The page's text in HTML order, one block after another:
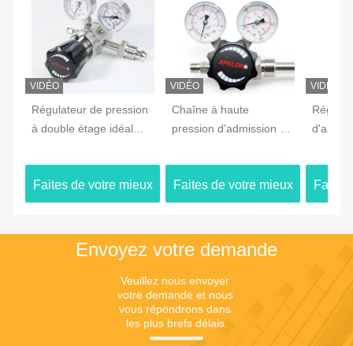
VIDÉO
Régulateur de pression
à double étage idéal
industriels de haute
précision
Faites de votre mieux
VIDÉO
Chaîne à haute
pression d'admission du
d'acier inoxydable de
CO2 4000psi
Faites de votre mieux
VIDÉO
d'azote
de gaz
Faites
Envoyez votre demande
Veuillez nous envoyer
votre demande et nous
vous répondrons dans
les plus brefs délais.